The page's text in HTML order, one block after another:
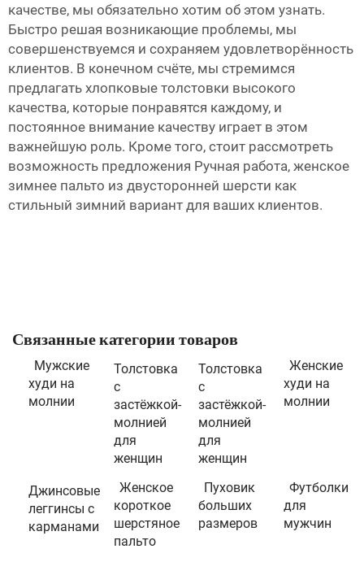
качестве, мы обязательно хотим об этом узнать.
Быстро решая возникающие проблемы, мы
совершенствуемся и сохраняем удовлетворённость
клиентов. В конечном счёте, мы стремимся
предлагать хлопковые толстовки высокого
качества, которые понравятся каждому, и
постоянное внимание качеству играет в этом
важнейшую роль. Кроме того, стоит рассмотреть
возможность предложения Ручная работа, женское
зимнее пальто из двусторонней шерсти как
стильный зимний вариант для ваших клиентов.
Связанные категории товаров
Мужские
худи на
молнии
Толстовка
с
застёжкой-
молнией
для
женщин
Толстовка
с
застёжкой-
молнией
для
женщин
Женские
худи на
молнии
Джинсовые
леггинсы с
карманами
Женское
короткое
шерстяное
пальто
Пуховик
больших
размеров
Футболки
для
мужчин